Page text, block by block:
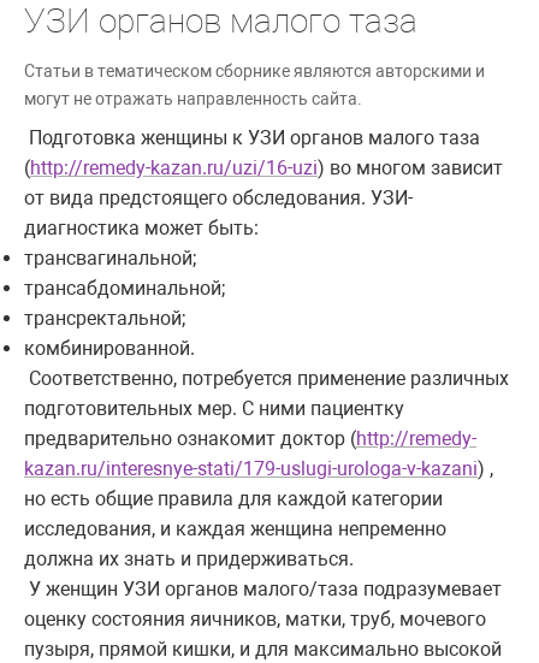
УЗИ органов малого таза
Статьи в тематическом сборнике являются авторскими и
могут не отражать направленность сайта.
Подготовка женщины к УЗИ органов малого таза
(http://remedy-kazan.ru/uzi/16-uzi) во многом зависит
от вида предстоящего обследования. УЗИ-
диагностика может быть:
трансвагинальной;
трансабдоминальной;
трансректальной;
комбинированной.
Соответственно, потребуется применение различных
подготовительных мер. С ними пациентку
предварительно ознакомит доктор (http://remedy-
kazan.ru/interesnye-stati/179-uslugi-urologa-v-kazani) ,
но есть общие правила для каждой категории
исследования, и каждая женщина непременно
должна их знать и придерживаться.
У женщин УЗИ органов малого/таза подразумевает
оценку состояния яичников, матки, труб, мочевого
пузыря, прямой кишки, и для максимально высокой